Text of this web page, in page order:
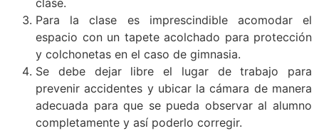
clase.
Para la clase es imprescindible acomodar el
espacio con un tapete acolchado para protección
y colchonetas en el caso de gimnasia.
Se debe dejar libre el lugar de trabajo para
prevenir accidentes y ubicar la cámara de manera
adecuada para que se pueda observar al alumno
completamente y así poderlo corregir.